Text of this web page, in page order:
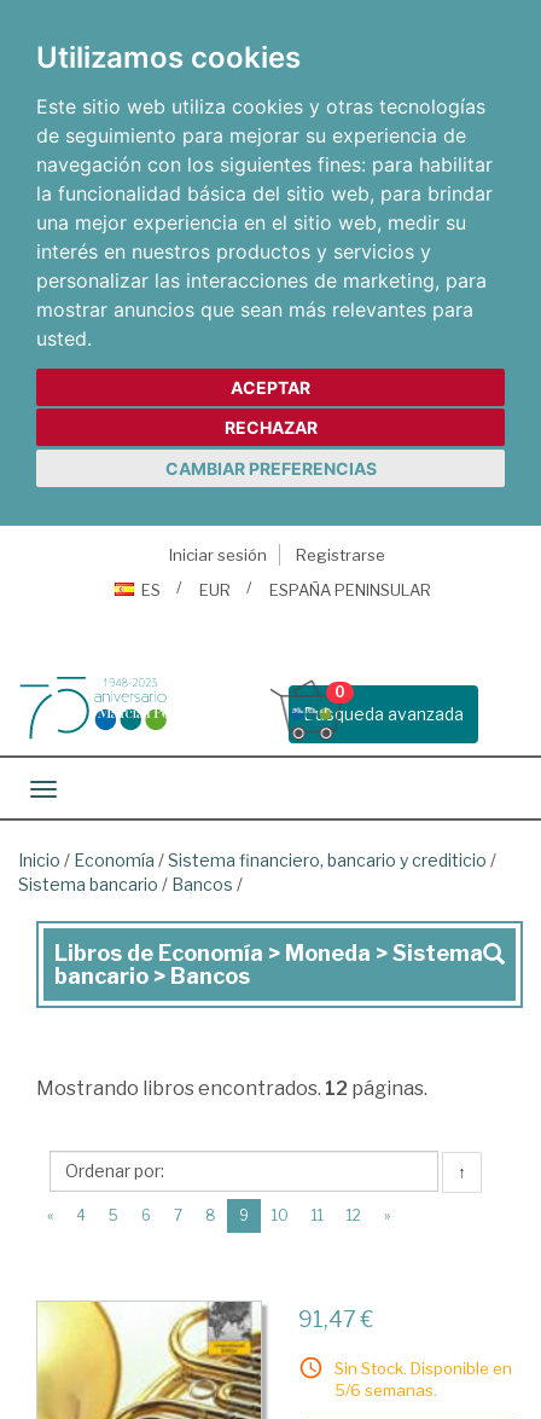
Utilizamos cookies
Este sitio web utiliza cookies y otras tecnologías
de seguimiento para mejorar su experiencia de
navegación con los siguientes fines: para habilitar
la funcionalidad básica del sitio web, para brindar
una mejor experiencia en el sitio web, medir su
interés en nuestros productos y servicios y
personalizar las interacciones de marketing, para
mostrar anuncios que sean más relevantes para
usted.
ACEPTAR
RECHAZAR
CAMBIAR PREFERENCIAS
Iniciar sesión
Registrarse
ES
EUR ESPAÑA PENINSULAR
Busqueda avanzada
0
Toggle navigation
Inicio / Economía /Sistema financiero, bancario y crediticio /
Sistema bancario / Bancos /
Libros
de
>
>
Sistema
bancario
Bancos
Libros de Economía > Moneda > Sistema
bancario > Bancos
Mostrando libros encontrados. 12 páginas.
↑
« 4 5 6 7 8 9 (current)
10 11 12 »
91,47 €
Sin Stock. Disponible en
5/6 semanas.